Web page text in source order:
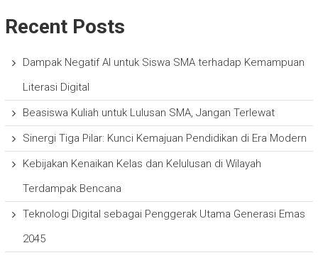
Recent Posts
Dampak Negatif AI untuk Siswa SMA terhadap Kemampuan
Literasi Digital
Beasiswa Kuliah untuk Lulusan SMA, Jangan Terlewat
Sinergi Tiga Pilar: Kunci Kemajuan Pendidikan di Era Modern
Kebijakan Kenaikan Kelas dan Kelulusan di Wilayah
Terdampak Bencana
Teknologi Digital sebagai Penggerak Utama Generasi Emas
2045